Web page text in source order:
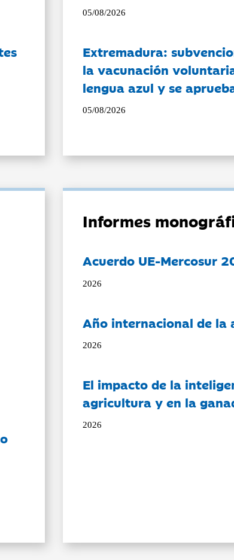
05/08/2026
Extremadura:
la vacunación
lengua azul y se
05/08/2026
Informes
Acuerdo UE-Mercosur
2026
Año internacional de la
2026
El impacto de la
agricultura y en la
2026